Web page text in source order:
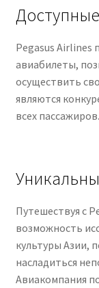
Pegasus Airlines
авиабилеты,
осуществить
являются
всех пассажиров.
Путешествуя с
возможность
культуры Азии,
насладиться
Авиакомпания